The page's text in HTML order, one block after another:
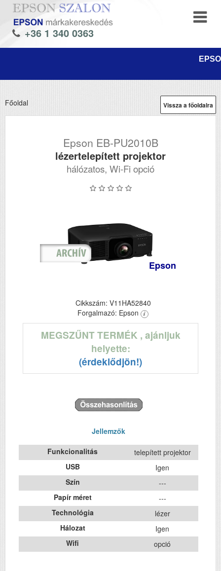
+36 1 340 0363
Vissza a főoldalra
Főoldal
Epson EB-PU2010B
lézertelepített projektor
hálózatos, Wi-Fi opció
Epson
Cikkszám: V11HA52840
Forgalmazó: Epson
MEGSZŰNT TERMÉK , ajánljuk
helyette:
(érdeklődjön!)
Jellemzők
Funkcionalitás
telepített projektor
USB
Igen
Szín
---
Papír méret
---
Technológia
lézer
Hálozat
Igen
Wifi
opció